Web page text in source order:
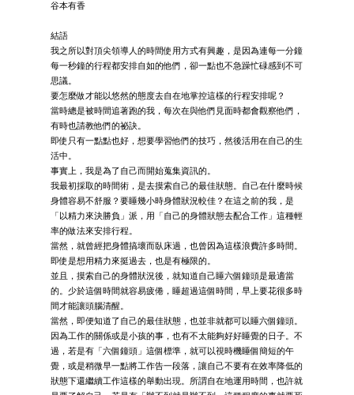
谷本有香
結語
我之所以對頂尖領導人的時間使用方式有興趣，是因為連每一分鐘
每一秒鐘的行程都安排自如的他們，卻一點也不急躁忙碌感到不可
思議。
要怎麼做才能以悠然的態度去自在地掌控這樣的行程安排呢？
當時總是被時間追著跑的我，每次在與他們見面時都會觀察他們，
有時也請教他們的祕訣。
即使只有一點點也好，想要學習他們的技巧，然後活用在自己的生
活中。
事實上，我是為了自己而開始蒐集資訊的。
我最初採取的時間術，是去摸索自己的最佳狀態。自己在什麼時候
身體容易不舒服？要睡幾小時身體狀況較佳？在這之前的我，是
「以精力來決勝負」派，用「自己的身體狀態去配合工作」這種輕
率的做法來安排行程。
當然，就曾經把身體搞壞而臥床過，也曾因為這樣浪費許多時間。
即使是想用精力來挺過去，也是有極限的。
並且，摸索自己的身體狀況後，就知道自己睡六個鐘頭是最適當
的。少於這個時間就容易疲倦，睡超過這個時間，早上要花很多時
間才能讓頭腦清醒。
當然，即便知道了自己的最佳狀態，也並非就都可以睡六個鐘頭。
因為工作的關係或是小孩的事，也有不太能夠好好睡覺的日子。不
過，若是有「六個鐘頭」這個標準，就可以視時機睡個簡短的午
覺，或是稍微早一點將工作告一段落，讓自己不要有在效率降低的
狀態下還繼續工作這樣的舉動出現。所謂自在地運用時間，也許就